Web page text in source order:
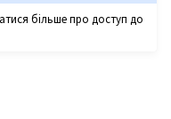
більше про доступ до